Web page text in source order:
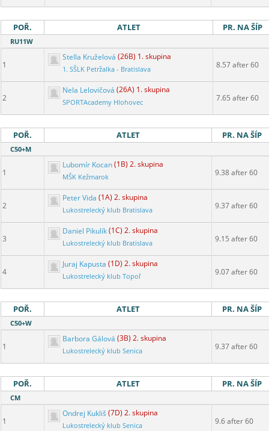
POŘ. ATLET PR. NA ŠÍP
RU11W
1
Stella Kruželová (26B) 1. skupina
1. SŠLK Petržalka - Bratislava 8.57 after 60
2
Nela Lelovičová (26A) 1. skupina
SPORTAcademy Hlohovec 7.65 after 60
POŘ. ATLET PR. NA ŠÍP
C50+M
1
Lubomír Kocan(1B) 2. skupina
MŠK Kežmarok 9.38 after 60
2
Peter Vida (1A) 2. skupina
Lukostrelecký klub Bratislava 9.37 after 60
3
Daniel Pikulík(1C) 2. skupina
Lukostrelecký klub Bratislava 9.15 after 60
4
Juraj Kapusta (1D) 2. skupina
Lukostrelecký klub Topoľ 9.07 after 60
POŘ. ATLET PR. NA ŠÍP
C50+W
1
Barbora Gálová (3B) 2. skupina
Lukostrelecký klub Senica 9.37 after 60
POŘ. ATLET PR. NA ŠÍP
CM
1
Ondrej Kukliš (7D) 2. skupina
Lukostrelecký klub Senica 9.6 after 60